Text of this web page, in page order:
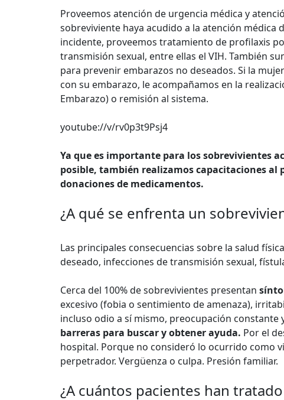
Proveemos atención de urgencia médica y
sobreviviente haya acudido a la atención médica
incidente, proveemos tratamiento de profilaxis
transmisión sexual, entre ellas el VIH. También
para prevenir embarazos no deseados. Si la
con su embarazo, le acompañamos en la
Embarazo) o remisión al sistema.
youtube://v/rv0p3t9Psj4
Ya que es importante para los sobrevivientes
posible, también realizamos capacitaciones
donaciones de medicamentos.
¿A qué se enfrenta un
Las principales consecuencias sobre la salud
deseado, infecciones de transmisión sexual,
Cerca del 100% de sobrevivientes presentan
excesivo (fobia o sentimiento de amenaza),
incluso odio a sí mismo, preocupación constante
barreras para buscar y obtener ayuda. Por el
hospital. Porque no consideró lo ocurrido como
perpetrador. Vergüenza o culpa. Presión familiar.
¿A cuántos pacientes han